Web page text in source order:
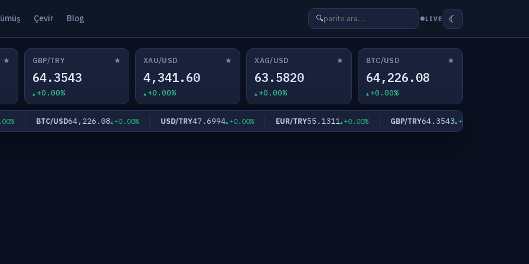
Çevir Blog 🔍 LIVE ☾
★ GBP/TRY ★
64.3543
+0.00%
XAU/USD ★
4,341.60
+0.00%
XAG/USD ★
63.5820
+0.00%
BTC/USD ★
64,226.08
+0.00%
BTC/USD64,226.08 +0.00% USD/TRY47.6994 +0.00% EUR/TRY55.1311 +0.00% GBP/TRY64.3543 +0.00%